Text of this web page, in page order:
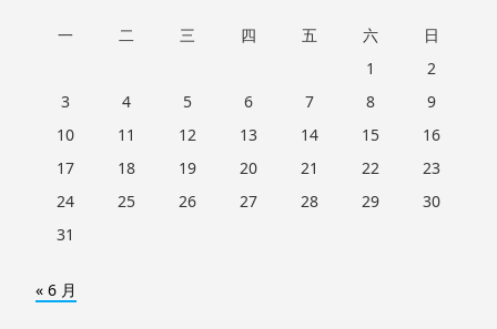
一 二 三 四 五 六
日
1
2
3
4 5 6 7 8
9
10
11 12 13 14 15
16
17
18 19 20 21 22
23
24
25 26 27 28 29
30
31
« 6 月